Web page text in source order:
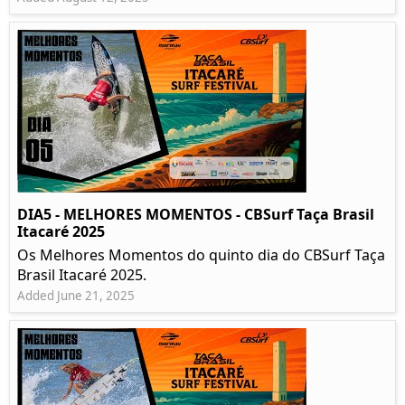
DIA5 - MELHORES MOMENTOS - CBSurf Taça Brasil
Itacaré 2025
Os Melhores Momentos do quinto dia do CBSurf Taça
Brasil Itacaré 2025.
Added June 21, 2025